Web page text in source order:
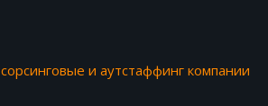
и аутстаффинг компании